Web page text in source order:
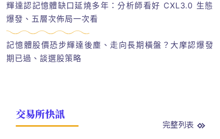
輝達認記憶體缺口延燒多年：分析師看好 CXL3.0 生態
爆發、五層次佈局一次看
記憶體股價恐步輝達後塵、走向長期橫盤？大摩認爆發
期已過、談選股策略
交易所快訊
完整列表